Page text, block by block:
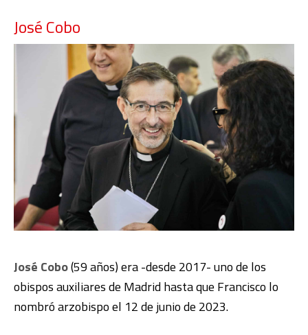
José Cobo
José Cobo(59 años) era -desde 2017- uno de los
obispos auxiliares de Madrid hasta que Francisco lo
nombró arzobispo el 12 de junio de 2023.